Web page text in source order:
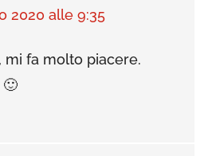
2020 alle 9:35
mi fa molto piacere.